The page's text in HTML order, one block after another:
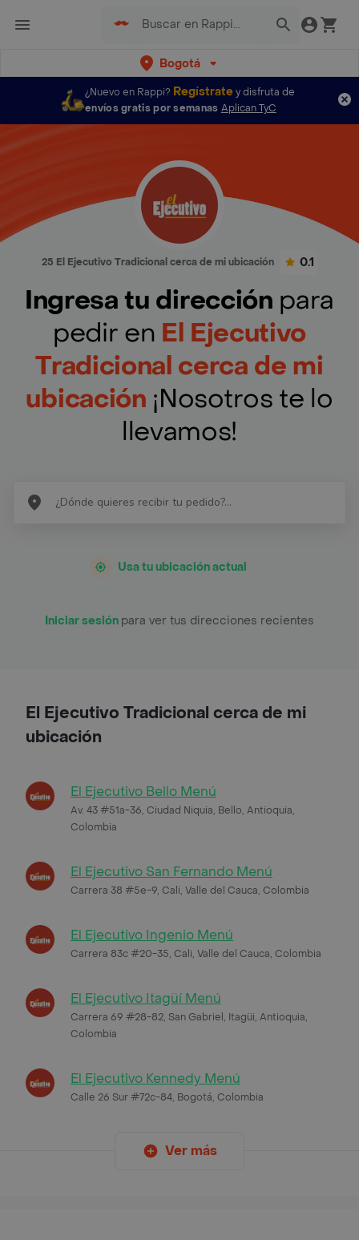
Bogotá
¿Nuevo en Rappi? Regístratey disfruta de
envíos gratis por semanas Aplican TyC
25 El Ejecutivo Tradicional cerca de mi ubicación 0.1
Ingresa tu dirección para
pedir en El Ejecutivo
Tradicional cerca de mi
ubicación ¡Nosotros te lo
llevamos!
Usa tu ubicación actual
Iniciar sesión para ver tus direcciones recientes
El Ejecutivo Tradicional cerca de mi
ubicación
El Ejecutivo Bello Menú
Av. 43 #51a-36, Ciudad Niquia, Bello, Antioquia,
Colombia
El Ejecutivo San Fernando Menú
Carrera 38 #5e-9, Cali, Valle del Cauca, Colombia
El Ejecutivo Ingenio Menú
Carrera 83c #20-35, Cali, Valle del Cauca, Colombia
El Ejecutivo Itagüí Menú
Carrera 69 #28-82, San Gabriel, Itagüi, Antioquia,
Colombia
El Ejecutivo Kennedy Menú
Calle 26 Sur #72c-84, Bogotá, Colombia
Ver más